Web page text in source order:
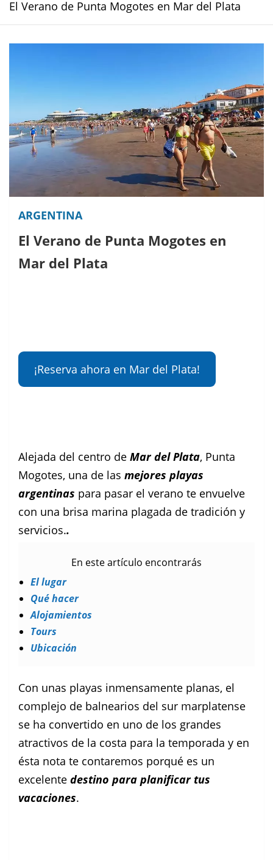
El Verano de Punta Mogotes en Mar del Plata
ARGENTINA
El Verano de Punta Mogotes en
Mar del Plata
¡Reserva ahora en Mar del Plata!
Alejada del centro de Mar del Plata, Punta
Mogotes, una de las mejores playas
argentinas para pasar el verano te envuelve
con una brisa marina plagada de tradición y
servicios..
En este artículo encontrarás
El lugar
Qué hacer
Alojamientos
Tours
Ubicación
Con unas playas inmensamente planas, el
complejo de balnearios del sur marplatense
se ha convertido en uno de los grandes
atractivos de la costa para la temporada y en
ésta nota te contaremos porqué es un
excelente destino para planificar tus
vacaciones.